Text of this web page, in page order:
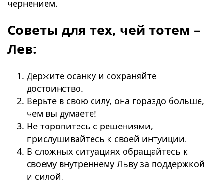
чернением.
Советы для тех, чей тотем –
Лев:
Держите осанку и сохраняйте
достоинство.
Верьте в свою силу, она гораздо больше,
чем вы думаете!
Не торопитесь с решениями,
прислушивайтесь к своей интуиции.
В сложных ситуациях обращайтесь к
своему внутреннему Льву за поддержкой
и силой.